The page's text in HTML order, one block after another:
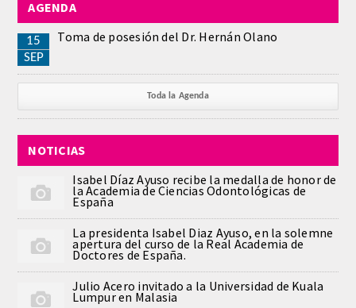
REGLAMENTO
ACADEMICOS
CIENCIAS BASICAS MEDICAS
AFINES A LA ODONTOLOGIA
HUMANIDADES Y CIENCIAS
MEDICO-JURIDICAS
PREVENCION,PROMOCION DE LA
SALUD Y GESTION NUEVAS
AGENDA
15
SEP
Toma de posesión del Dr. Hernán Olano
Toda la Agenda
NOTICIAS
Isabel Díaz Ayuso recibe la medalla de honor de
la Academia de Ciencias Odontológicas de
España
La presidenta Isabel Diaz Ayuso, en la solemne
apertura del curso de la Real Academia de
Doctores de España.
Julio Acero invitado a la Universidad de Kuala
Lumpur en Malasia